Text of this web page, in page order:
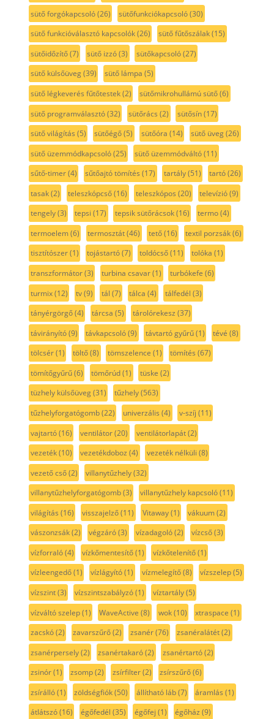
sütő forgókapcsoló(26) sütőfunkciókapcsoló(30)
sütő funkcióválasztó kapcsolók(26) sütő fűtőszálak(15)
sütőidőzítő(7) sütő izzó(3) sütőkapcsoló(27)
sütő külsőüveg(39) sütő lámpa (5)
sütő légkeverés fűtőtestek(2) sütőmikrohullámú sütő(6)
sütő programválasztó(32) sütőrács (2) sütősín(17)
sütő világítás (5) sütőégő(5) sütőóra (14) sütő üveg(26)
sütő üzemmódkapcsoló(25) sütő üzemmódváltó(11)
sűtő-timer(4) sűtőajtó tömítés (17) tartály(51) tartó(26)
tasak(2) teleszkópcső(16) teleszkópos (20) televízió(9)
tengely(3) tepsi (17) tepsik sütőrácsok(16) termo(4)
termoelem(6) termosztát(46) tető(16) textil porzsák(6)
tisztítószer(1) tojástartó(7) toldócső(11) tolóka (1)
transzformátor(3) turbina csavar(1) turbókefe (6)
turmix(12) tv(9) tál (7) tálca (4) tálfedél (3)
tányérgörgő(4) tárcsa (5) tárolórekesz (37)
távirányító(9) távkapcsoló(9) távtartó gyűrű(1) tévé (8)
tölcsér(1) töltő(8) tömszelence (1) tömítés (67)
tömítőgyűrű(6) tömőrúd(1) tüske (2)
tüzhely külsőüveg(31) tűzhely(563)
tűzhelyforgatógomb(22) univerzális (4) v-szíj (11)
vajtartó(16) ventilátor(20) ventilátorlapát(2)
vezeték(10) vezetékdoboz (4) vezeték nélküli (8)
vezető cső(2) villanytűzhely(32)
villanytűzhelyforgatógomb(3) villanytűzhely kapcsoló(11)
világítás (16) visszajelző(11) Vitaway(1) vákuum(2)
vászonzsák(2) végzáró(3) vízadagoló(2) vízcső(3)
vízforraló(4) vízkőmentesítő(1) vízkőtelenítő(1)
vízleengedő(1) vízlágyító(1) vízmelegítő(8) vízszelep(5)
vízszint(3) vízszintszabályzó(1) víztartály(5)
vízváltó szelep(1) WaveActive (8) wok(10) xtraspace (1)
zacskó(2) zavarszűrő(2) zsanér(76) zsanéralátét(2)
zsanérpersely(2) zsanértakaró(2) zsanértartó(2)
zsinór(1) zsomp(2) zsírfilter(2) zsírszűrő(6)
zsírálló(1) zöldségfiók(50) állítható láb(7) áramlás (1)
átlátszó(16) égőfedél (35) égőfej (1) égőház (9)